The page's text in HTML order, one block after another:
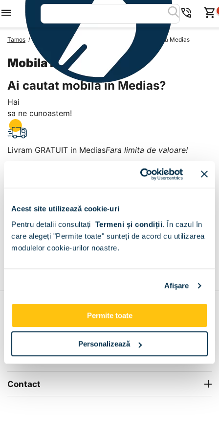
Acest site utilizează cookie-uri
Pentru detalii consultați Termeni și condiții. În cazul în
care alegeți "Permite toate" sunteți de acord cu utilizarea
modulelor cookie-urilor noastre.
Afişare
Permite toate
Personalizează
Tamos / Mobila Romania Mobila Judetul Sibiu Mobila Medias
Mobila Medias
Ai cautat mobila in Medias?
Hai
sa ne cunoastem!
Livram GRATUIT in MediasFara limita de valoare!
Medias
+
Info Center
Livrare
Contact